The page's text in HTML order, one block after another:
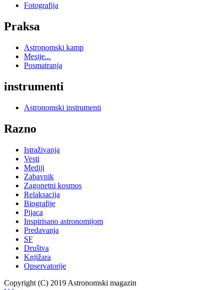
Fotografija
Praksa
Astronomski kamp
Mesije...
Posmatranja
instrumenti
Astronomski instrumenti
Razno
Istraživanja
Vesti
Mediji
Zabavnik
Zagonetni kosmos
Relaksacija
Biografije
Pijaca
Inspirisano astronomijom
Predavanja
SF
Društva
Knjižara
Opservatorije
Copyright (C) 2019 Astronomski magazin